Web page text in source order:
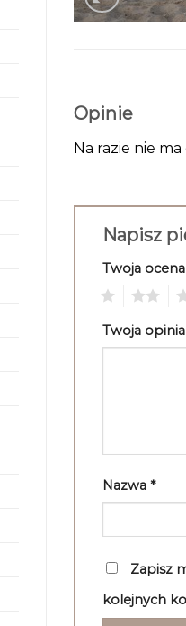
Opinie
Na razie nie
Napisz
Twoja ocena
Twoja opinia
Nazwa *
Zapisz
kolejnych